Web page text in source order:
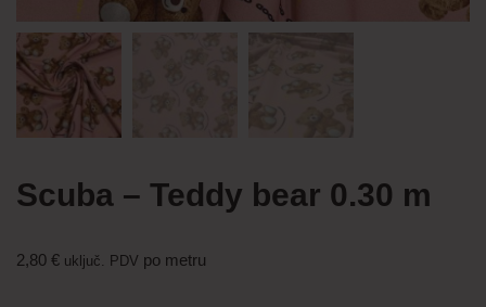
Scuba – Teddy bear 0.30 m
2,80 € uključ. PDV po metru